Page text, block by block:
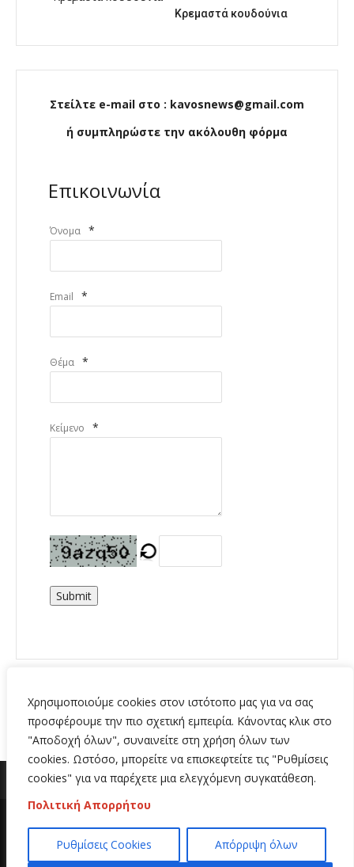
Χρησιμοποιούμε cookies στον ιστότοπο μας για να σας
προσφέρουμε την πιο σχετική εμπειρία. Κάνοντας κλικ στο
"Αποδοχή όλων", συναινείτε στη χρήση όλων των
cookies. Ωστόσο, μπορείτε να επισκεφτείτε τις "Ρυθμίσεις
cookies" για να παρέχετε μια ελεγχόμενη συγκατάθεση.
Πολιτική Απορρήτου
Ρυθμίσεις Cookies Απόρριψη όλων
Κρεμαστά κουδούνια
Στείλτε e-mail στο : kavosnews@gmail.com
ή συμπληρώστε την ακόλουθη φόρμα
Επικοινωνία
Όνομα *
Email *
Θέμα *
Κείμενο *
Submit
Copyright 2020 | All Rights Reserved | Κατασκευή
ιστοσελίδων
Hi Web